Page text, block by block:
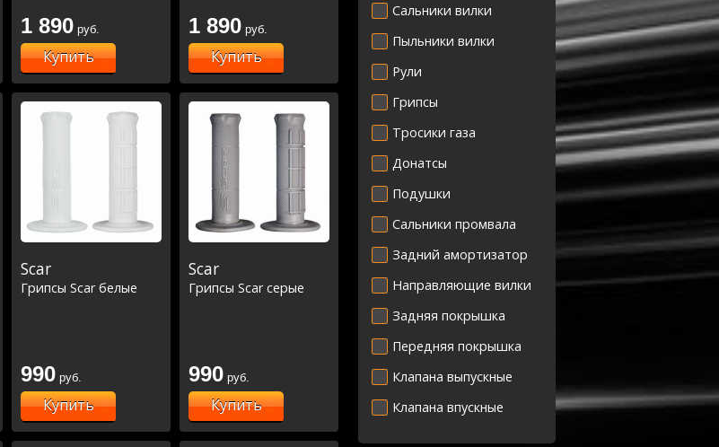
1 890 руб.
Купить
1 890 руб.
Купить
Scar
Грипсы Scar белые
990 руб.
Купить
Scar
Грипсы Scar серые
990 руб.
Купить
Сальники вилки
Пыльники вилки
Рули
Грипсы
Тросики газа
Донатсы
Подушки
Сальники промвала
Задний амортизатор
Направляющие вилки
Задняя покрышка
Передняя покрышка
Клапана выпускные
Клапана впускные